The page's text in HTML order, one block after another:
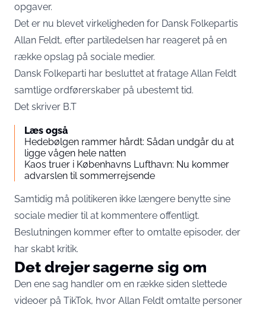
opgaver.
Det er nu blevet virkeligheden for Dansk Folkepartis
Allan Feldt, efter partiledelsen har reageret på en
række opslag på sociale medier.
Dansk Folkeparti har besluttet at fratage Allan Feldt
samtlige ordførerskaber på ubestemt tid.
Det skriver B.T
Læs også
Hedebølgen rammer hårdt: Sådan undgår du at
ligge vågen hele natten
Kaos truer i Københavns Lufthavn: Nu kommer
advarslen til sommerrejsende
Samtidig må politikeren ikke længere benytte sine
sociale medier til at kommentere offentligt.
Beslutningen kommer efter to omtalte episoder, der
har skabt kritik.
Det drejer sagerne sig om
Den ene sag handler om en række siden slettede
videoer på TikTok, hvor Allan Feldt omtalte personer